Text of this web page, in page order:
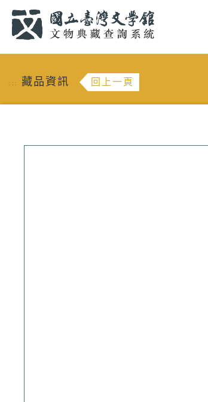
::: 藏品資訊 回上一頁